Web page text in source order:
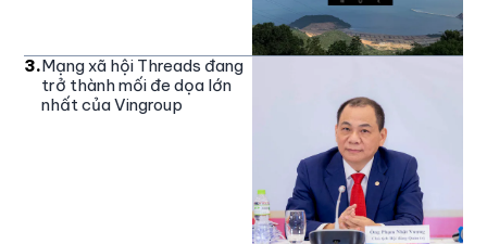
3.Mạng xã hội Threads đang
trở thành mối đe dọa lớn
nhất của Vingroup